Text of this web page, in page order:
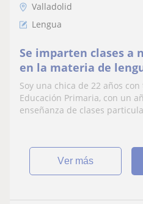
Valladolid
Lengua
Se imparten clases a
en la materia de
Soy una chica de 22 años
Educación Primaria, con un
enseñanza de clases
ver más